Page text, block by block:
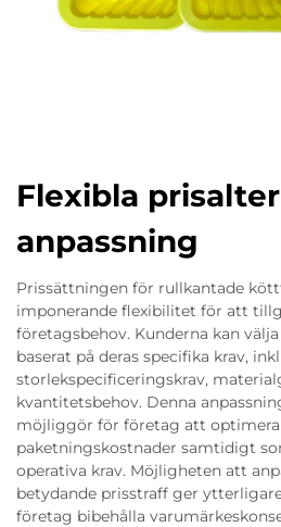
Flexibla
anpassning
Prissättningen för rullkantade
imponerande flexibilitet för att
företagsbehov. Kunderna kan
baserat på deras specifika krav,
storlekspecificeringskrav,
kvantitetsbehov. Denna
möjliggör för företag att optimera
paketningskostnader samtidigt
operativa krav. Möjligheten att
betydande prisstraff ger
företag bibehålla